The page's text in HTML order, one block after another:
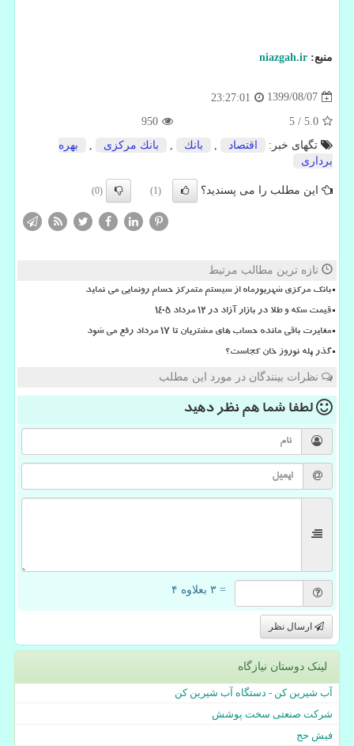
منبع: niazgah.ir
1399/08/07
23:27:01
5.0
/
5
950
تگهای خبر:
اقتصاد بانك بانك مركزی
بهره
برداری
این مطلب را می پسندید؟ (1)
(0)
تازه ترین مطالب مرتبط
بانک مرکزی شهریورماه از سیستم متمرکز حسام رونمایی می نماید
قیمت سکه و طلا در بازار آزاد در ۱۲ مرداد ۱۴۰۵
مغایرت باقی مانده حساب های مشتریان تا 17 مرداد رفع می شود
گذر پله نوروز خان کجاست؟
نظرات بینندگان در مورد این مطلب
لطفا شما همنظر دهید
= ۳ بعلاوه ۴
ارسال نظر
لینک دوستان نیازگاه
آب شیرین کن - دستگاه آب شیرین کن
شرکت صنعتی سخت پوشش
فیش حج